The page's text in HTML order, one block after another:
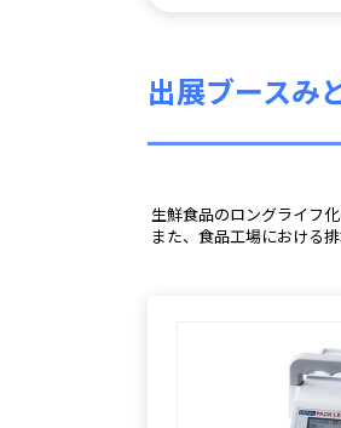
出展ブースみ
生鮮食品のロングライフ
また、食品工場における